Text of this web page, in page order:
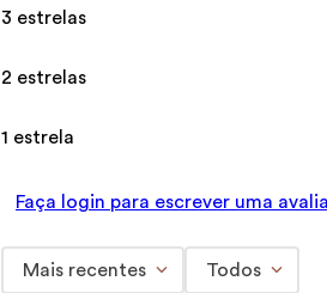
3 estrelas
2 estrelas
1 estrela
Faça login para escrever uma
Mais recentes Todos